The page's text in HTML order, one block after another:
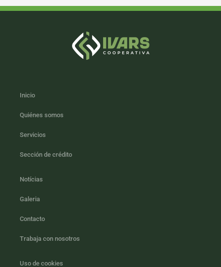
Inicio
Quiénes somos
Servicios
Sección de crédito
Notícias
Galeria
Contacto
Trabaja con nosotros
Uso de cookies